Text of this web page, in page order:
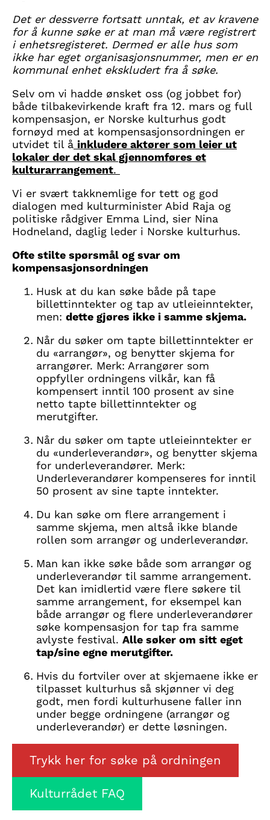
Det er dessverre fortsatt unntak, et av kravene
for å kunne søke er at man må være registrert
i enhetsregisteret. Dermed er alle hus som
ikke har eget organisasjonsnummer, men er en
kommunal enhet ekskludert fra å søke.
Selv om vi hadde ønsket oss (og jobbet for)
både tilbakevirkende kraft fra 12. mars og full
kompensasjon, er Norske kulturhus godt
fornøyd med at kompensasjonsordningen er
utvidet til å inkludere aktører som leier ut
lokaler der det skal gjennomføres et
kulturarrangement.
Vi er svært takknemlige for tett og god
dialogen med kulturminister Abid Raja og
politiske rådgiver Emma Lind, sier Nina
Hodneland, daglig leder i Norske kulturhus.
Ofte stilte spørsmål og svar om
kompensasjonsordningen
Husk at du kan søke både på tape
billettinntekter og tap av utleieinntekter,
men: dette gjøres ikke i samme skjema.
Når du søker om tapte billettinntekter er
du «arrangør», og benytter skjema for
arrangører. Merk: Arrangører som
oppfyller ordningens vilkår, kan få
kompensert inntil 100 prosent av sine
netto tapte billettinntekter og
merutgifter.
Når du søker om tapte utleieinntekter er
du «underleverandør», og benytter skjema
for underleverandører. Merk:
Underleverandører kompenseres for inntil
50 prosent av sine tapte inntekter.
Du kan søke om flere arrangement i
samme skjema, men altså ikke blande
rollen som arrangør og underleverandør.
Man kan ikke søke både som arrangør og
underleverandør til samme arrangement.
Det kan imidlertid være flere søkere til
samme arrangement, for eksempel kan
både arrangør og flere underleverandører
søke kompensasjon for tap fra samme
avlyste festival. Alle søker om sitt eget
tap/sine egne merutgifter.
Hvis du fortviler over at skjemaene ikke er
tilpasset kulturhus så skjønner vi deg
godt, men fordi kulturhusene faller inn
under begge ordningene (arrangør og
underleverandør) er dette løsningen.
Trykk her for søke på ordningen
Kulturrådet FAQ